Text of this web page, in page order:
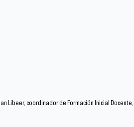
Libeer, coordinador de Formación Inicial